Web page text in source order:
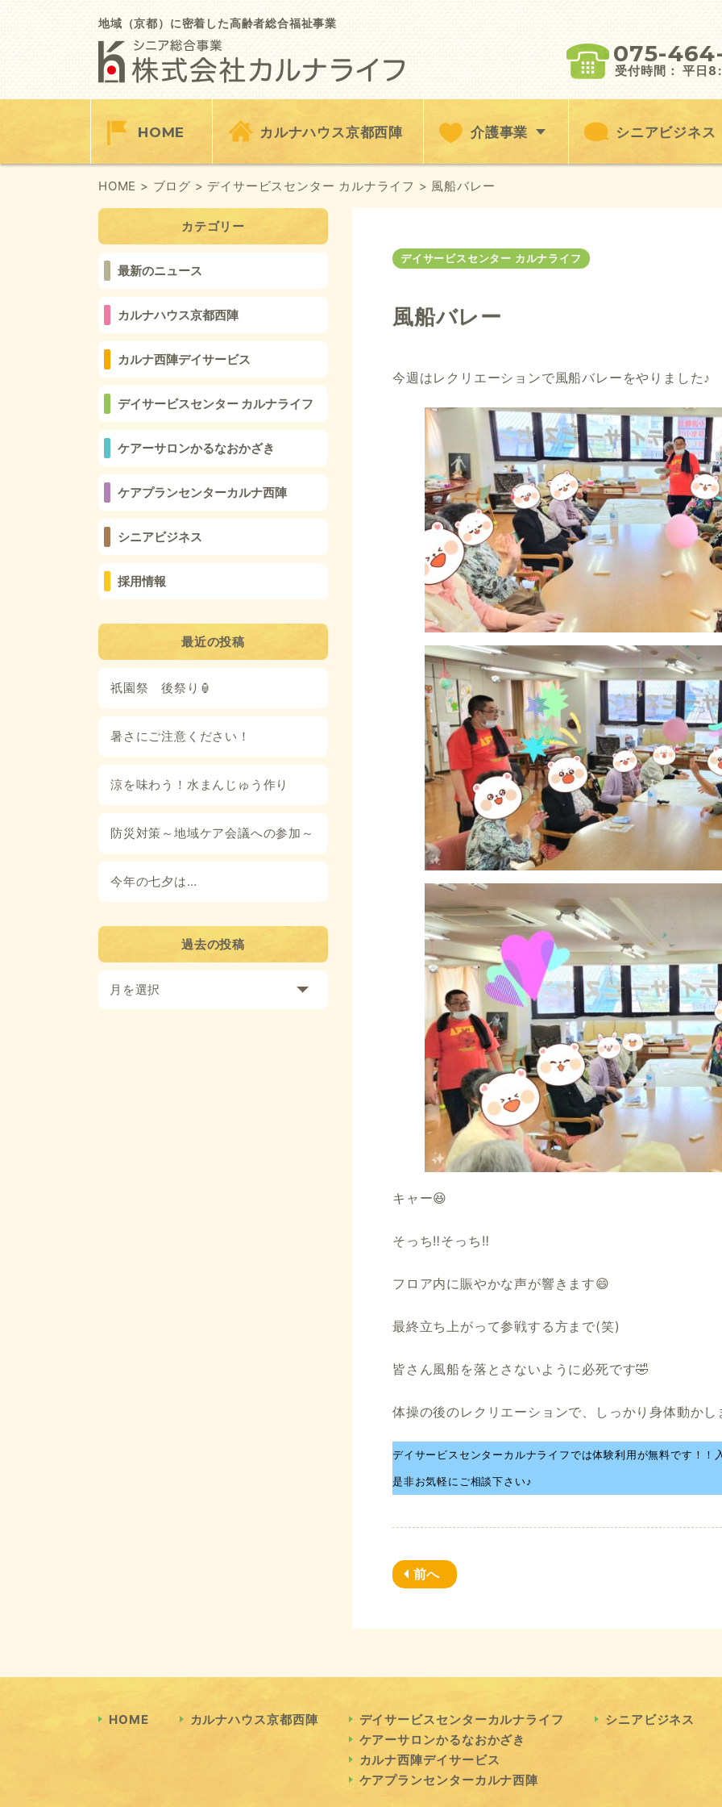
Skip
to
content
地域（京都）に密着した高齢者総合福祉事業
075-
受付時間： 平日
HOME カルナハウス京都西陣 介護事業 シニアビジネス
HOME > ブログ > デイサービスセンター カルナライフ > 風船バレー
カテゴリー
最新のニュース
カルナハウス京都西陣
カルナ西陣デイサービス
デイサービスセンター カルナライフ
ケアーサロンかるなおかざき
ケアプランセンターカルナ西陣
シニアビジネス
採用情報
最近の投稿
祇園祭 後祭り🏮
暑さにご注意ください！
涼を味わう！水まんじゅう作り
防災対策～地域ケア会議への参加～
今年の七夕は…
過去の投稿
月を選択
デイサービスセンター カルナライフ
風船バレー
今週はレクリエーションで風船バレーをやりました♪
キャー😆
そっち‼️そっち‼️
フロア内に賑やかな声が響きます😄
最終立ち上がって参戦する方まで(笑)
皆さん風船を落とさないように必死です🤣
体操の後のレクリエーションで、しっかり身体動かし
デイサービスセンターカルナライフでは体験利用が無料です！
是非お気軽にご相談下さい♪
前へ
HOME カルナハウス京都西陣
デイサービスセンターカルナライフ
ケアーサロンかるなおかざき
カルナ西陣デイサービス
ケアプランセンターカルナ西陣
シニアビジネス